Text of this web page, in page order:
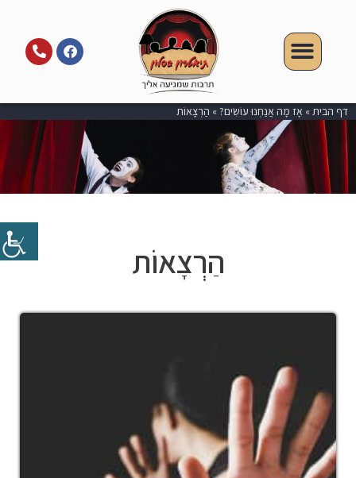
דף הבית» אָז מָה אֲנַחְנוּ עוֹשִׂים?» הַרְצָאוֹת
הַרְצָאוֹת